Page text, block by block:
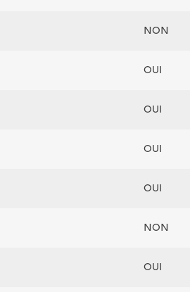
NON
OUI
OUI
OUI
OUI
NON
OUI